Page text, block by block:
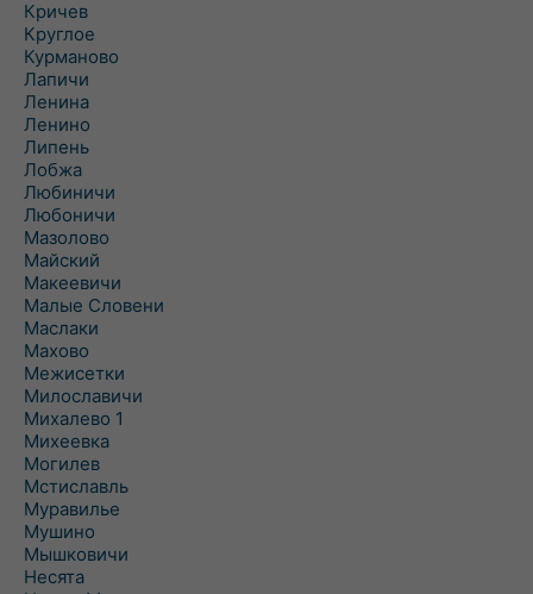
Кричев
Круглое
Курманово
Лапичи
Ленина
Ленино
Липень
Лобжа
Любиничи
Любоничи
Мазолово
Майский
Макеевичи
Малые Словени
Маслаки
Махово
Межисетки
Милославичи
Михалево 1
Михеевка
Могилев
Мстиславль
Муравилье
Мушино
Мышковичи
Несята